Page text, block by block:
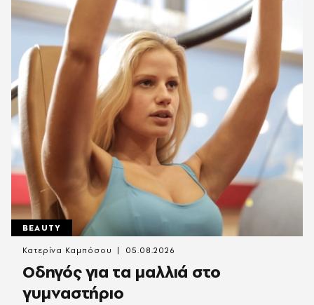
BEAUTY
Οδηγός για τα μαλλιά στο
γυμναστήριο
Κατερίνα Καμπόσου 05.08.2026